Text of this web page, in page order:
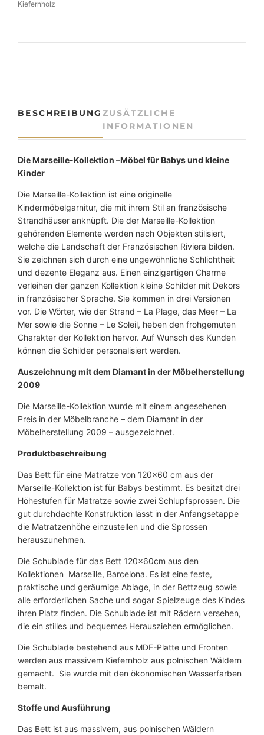
M
l
K
i
f
e
r
n
h
o
l
z
1
2
0
×
6
c
m
M
e
n
e
Kiefernholz
BESCHREIBUNG ZUSÄTZLICHE
INFORMATIONEN
Die Marseille-Kollektion–Möbel für Babys und kleine
Kinder
Die Marseille-Kollektion ist eine originelle
Kindermöbelgarnitur, die mit ihrem Stil an französische
Strandhäuser anknüpft. Die der Marseille-Kollektion
gehörenden Elemente werden nach Objekten stilisiert,
welche die Landschaft der Französischen Riviera bilden.
Sie zeichnen sich durch eine ungewöhnliche Schlichtheit
und dezente Eleganz aus. Einen einzigartigen Charme
verleihen der ganzen Kollektion kleine Schilder mit Dekors
in französischer Sprache. Sie kommen in drei Versionen
vor. Die Wörter, wie der Strand – La Plage, das Meer – La
Mer sowie die Sonne – Le Soleil, heben den frohgemuten
Charakter der Kollektion hervor. Auf Wunsch des Kunden
können die Schilder personalisiert werden.
Auszeichnung mit dem Diamant in der Möbelherstellung
2009
Die Marseille-Kollektion wurde mit einem angesehenen
Preis in der Möbelbranche – dem Diamant in der
Möbelherstellung 2009 – ausgezeichnet.
Produktbeschreibung
Das Bett für eine Matratze von 120×60 cm aus der
Marseille-Kollektion ist für Babys bestimmt. Es besitzt drei
Höhestufen für Matratze sowie zwei Schlupfsprossen. Die
gut durchdachte Konstruktion lässt in der Anfangsetappe
die Matratzenhöhe einzustellen und die Sprossen
herauszunehmen.
Die Schublade für das Bett 120x60cm aus den
Kollektionen Marseille, Barcelona. Es ist eine feste,
praktische und geräumige Ablage, in der Bettzeug sowie
alle erforderlichen Sache und sogar Spielzeuge des Kindes
ihren Platz finden. Die Schublade ist mit Rädern versehen,
die ein stilles und bequemes Herausziehen ermöglichen.
Die Schublade bestehend aus MDF-Platte und Fronten
werden aus massivem Kiefernholz aus polnischen Wäldern
gemacht. Sie wurde mit den ökonomischen Wasserfarben
bemalt.
Stoffe und Ausführung
Das Bett ist aus massivem, aus polnischen Wäldern